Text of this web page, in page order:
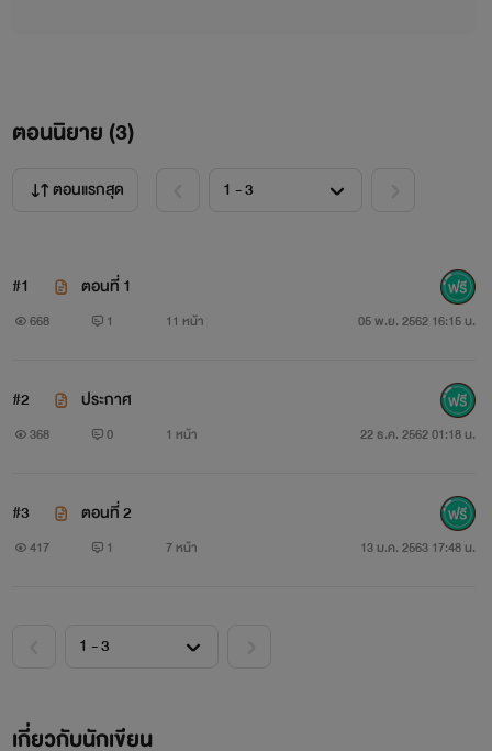
รู้สึกผิดทุกครั้งที่นึกถึงตอนที่ข้าไล่เจ้าออกจากตระกูลในวัน
ของตัววัดที่กำลังพังทลายลงมา ร่างสูงยกยิ้มขึ้นพรางมองไปยัง
โรงศพของใครบางคนที่อยู่ข้างๆกายสูง"ขอโทษพี่ใหญ่ไว้ข้าจะ
หนึ่งที่กำลังจะหล่นลงมาทับยังร่างของเขาก่อนเอ่ยบ้างสิ่งเป็น
ครั้งสุดท้าย"ข้ารักเจ้านะ...เสวี่ยนอวี่"
'ยามที่เห็นท่านธาตุไฟเข้าแทรกสิ้นใจลงต่อหน้าข้ามันทำให้ข้า
นัยบางอย่างแล้วชี้กระบี่มาทางพวกเราที่ยืนอยู่'ร่างบางร่างหนึ่ง
ราวกับพูดกับบางสิ่งที่มองไม่เห็น"ท่านพี่...อึก...ข้า...ข้าทำ
ตอนนิยาย (3)
ตอนแรกสุด
#1 ตอนที่ 1
668 1 11 หน้า 05 พ.ย. 2562 16:15 น.
#2 ประกาศ
368 0 1 หน้า 22 ธ.ค. 2562 01:18 น.
#3 ตอนที่ 2
417 1 7 หน้า 13 ม.ค. 2563 17:48 น.
เกี่ยวกับนักเขียน